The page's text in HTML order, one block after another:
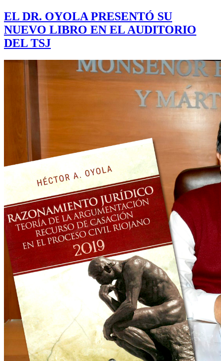
EL DR. OYOLA PRESENTÓ SU
NUEVO LIBRO EN EL AUDITORIO
DEL TSJ